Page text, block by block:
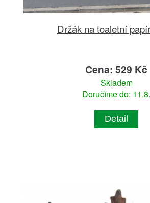
Držák na toaletní
Cena: 529 Kč
Skladem
Doručíme do: 11.8.
Detail